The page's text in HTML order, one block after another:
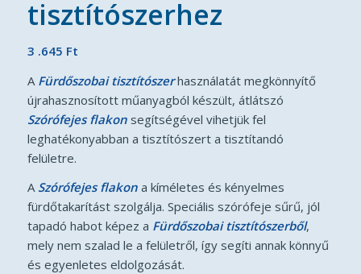
tisztítószerhez
3 .645 Ft
A Fürdőszobai tisztítószerhasználatát megkönnyítő
újrahasznosított műanyagból készült, átlátszó
Szórófejes flakonsegítségével vihetjük fel
leghatékonyabban a tisztítószert a tisztítandó
felületre.
A Szórófejes flakona kíméletes és kényelmes
fürdőtakarítást szolgálja. Speciális szórófeje sűrű, jól
tapadó habot képez a Fürdőszobai tisztítószerből,
mely nem szalad le a felületről, így segíti annak könnyű
és egyenletes eldolgozását.